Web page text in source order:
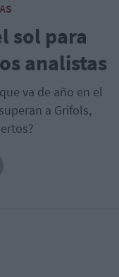
sol para
analistas
va de año en el
a Grifols,